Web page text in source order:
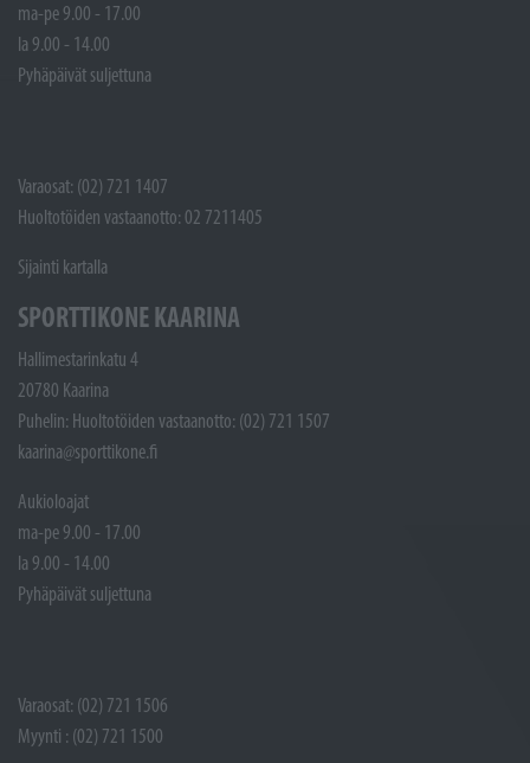
ma-pe 9.00 - 17.00
la 9.00 - 14.00
Pyhäpäivät suljettuna
Varaosat: (02) 721 1407
Huoltotöiden vastaanotto: 02 7211405
Sijainti kartalla
SPORTTIKONE KAARINA
Hallimestarinkatu 4
20780 Kaarina
Puhelin: Huoltotöiden vastaanotto: (02) 721 1507
kaarina@sporttikone.fi
Aukioloajat
ma-pe 9.00 - 17.00
la 9.00 - 14.00
Pyhäpäivät suljettuna
Varaosat: (02) 721 1506
Myynti : (02) 721 1500